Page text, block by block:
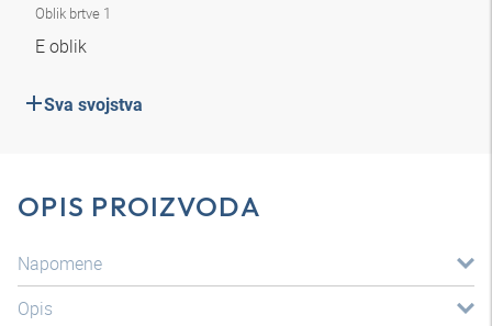
Oblik brtve 1
E oblik
Sva svojstva
OPIS PROIZVODA
Napomene
Opis